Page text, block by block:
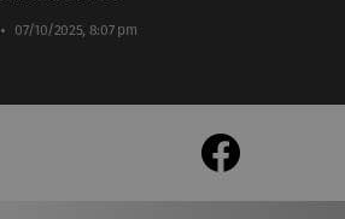
07/10/2025, 8:07 pm
facebook